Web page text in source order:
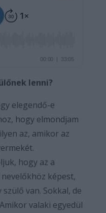
lenni?
elegendő-e
hogy elmondjam
az, amikor az
hogy az a
képest,
van. Sokkal, de
valaki egyedül